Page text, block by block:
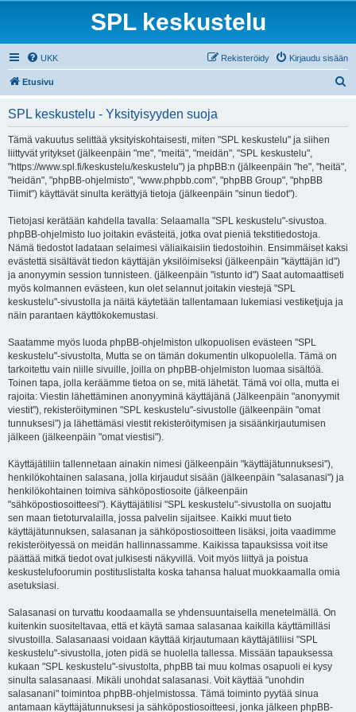
SPL keskustelu
UKK Kirjaudu sisään
Rekisteröidy
Etusivu
SPL keskustelu - Yksityisyyden suoja
Tämä vakuutus selittää yksityiskohtaisesti, miten "SPL keskustelu" ja siihen
liittyvät yritykset (jälkeenpäin "me", "meitä", "meidän", "SPL keskustelu",
"https://www.spl.fi/keskustelu/keskustelu") ja phpBB:n (jälkeenpäin "he", "heitä",
"heidän", "phpBB-ohjelmisto", "www.phpbb.com", "phpBB Group", "phpBB
Tiimit") käyttävät sinulta kerättyjä tietoja (jälkeenpäin "sinun tiedot").
Tietojasi kerätään kahdella tavalla: Selaamalla "SPL keskustelu"-sivustoa.
phpBB-ohjelmisto luo joitakin evästeitä, jotka ovat pieniä tekstitiedostoja.
Nämä tiedostot ladataan selaimesi väliaikaisiin tiedostoihin. Ensimmäiset kaksi
evästettä sisältävät tiedon käyttäjän yksilöimiseksi (jälkeenpäin "käyttäjän id")
ja anonyymin session tunnisteen. (jälkeenpäin "istunto id") Saat automaattiseti
myös kolmannen evästeen, kun olet selannut joitakin viestejä "SPL
keskustelu"-sivustolla ja näitä käytetään tallentamaan lukemiasi vestiketjuja ja
näin parantaen käyttökokemustasi.
Saatamme myös luoda phpBB-ohjelmiston ulkopuolisen evästeen "SPL
keskustelu"-sivustolta, Mutta se on tämän dokumentin ulkopuolella. Tämä on
tarkoitettu vain niille sivuille, joilla on phpBB-ohjelmiston luomaa sisältöä.
Toinen tapa, jolla keräämme tietoa on se, mitä lähetät. Tämä voi olla, mutta ei
rajoita: Viestin lähettäminen anonyyminä käyttäjänä (Jälkeenpäin "anonyymit
viestit"), rekisteröityminen "SPL keskustelu"-sivustolle (jälkeenpäin "omat
tunnuksesi") ja lähettämäsi viestit rekisteröitymisen ja sisäänkirjautumisen
jälkeen (jälkeenpäin "omat viestisi").
Käyttäjätiliin tallennetaan ainakin nimesi (jälkeenpäin "käyttäjätunnuksesi"),
henkilökohtainen salasana, jolla kirjaudut sisään (jälkeenpäin "salasanasi") ja
henkilökohtainen toimiva sähköpostiosoite (jälkeenpäin
"sähköpostiosoitteesi"). Käyttäjätilisi "SPL keskustelu"-sivustolla on suojattu
sen maan tietoturvalailla, jossa palvelin sijaitsee. Kaikki muut tieto
käyttäjätunnuksen, salasanan ja sähköpostiosoitteen lisäksi, joita vaadimme
rekisteröityessä on meidän hallinnassamme. Kaikissa tapauksissa voit itse
päättää mitkä tiedot ovat julkisesti näkyvillä. Voit myös liittyä ja poistua
keskustelufoorumin postituslistalta koska tahansa haluat muokkaamalla omia
asetuksiasi.
Salasanasi on turvattu koodaamalla se yhdensuuntaisella menetelmällä. On
kuitenkin suositeltavaa, että et käytä samaa salasanaa kaikilla käyttämilläsi
sivustoilla. Salasanaasi voidaan käyttää kirjautumaan käyttäjätiliisi "SPL
keskustelu"-sivustolla, joten pidä se huolella tallessa. Missään tapauksessa
kukaan "SPL keskustelu"-sivustolta, phpBB tai muu kolmas osapuoli ei kysy
sinulta salasanaasi. Mikäli unohdat salasanasi. Voit käyttää "unohdin
salasanani" toimintoa phpBB-ohjelmistossa. Tämä toiminto pyytää sinua
antamaan käyttäjätunnuksesi ja sähköpostiosoitteesi, jonka jälkeen phpBB-